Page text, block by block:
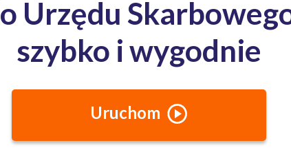
Urząd Skarbowy w Szczytnie - Warszawska 5 Zasięg
Urząd
mieszkanców z terenu:
powiat szczycieński obejmujący: miasto Szczytno gminy: